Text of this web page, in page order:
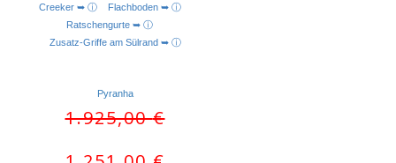
AUSFÜHRUNG WÄHLEN
Creeker ➥ ⓘ
Flachboden ➥ ⓘ
Ratschengurte ➥ ⓘ
Zusatz-Griffe am Sülrand ➥ ⓘ
Pyranha
1.925,00€